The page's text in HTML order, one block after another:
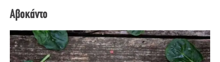
Αβοκάντο